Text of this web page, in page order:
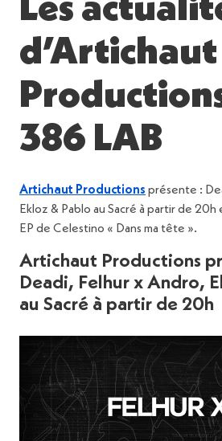
Les
d’Artichaut
386 LAB
Artichaut Productions présente :
Ekloz & Pablo au Sacré à partir de
EP de Celestino « Dans ma tête ».
Artichaut Productions
Deadi, Felhur x Andro,
au Sacré à partir de 20h